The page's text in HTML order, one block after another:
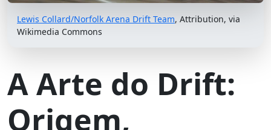
Lewis Collard/Norfolk Arena Drift Team, Attribution, via
Wikimedia Commons
A Arte do Drift:
Origem,